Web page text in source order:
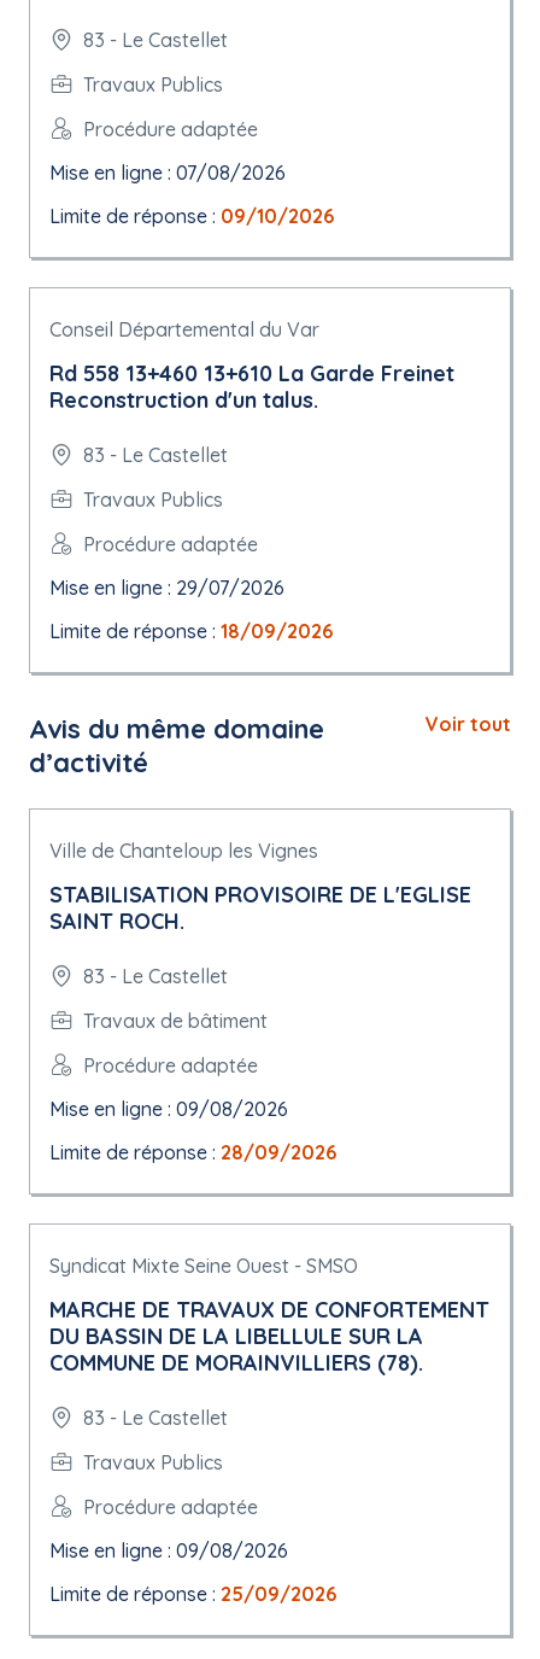
83 - Le Castellet
Travaux Publics
Procédure adaptée
Mise en ligne : 07/08/2026
Limite de réponse : 09/10/2026
Conseil Départemental du Var
Rd 558 13+460 13+610 La Garde Freinet
Reconstruction d'un talus.
83 - Le Castellet
Travaux Publics
Procédure adaptée
Mise en ligne : 29/07/2026
Limite de réponse : 18/09/2026
Avis du même domaine
d’activité
Voir tout
Ville de Chanteloup les Vignes
STABILISATION PROVISOIRE DE L'EGLISE
SAINT ROCH.
83 - Le Castellet
Travaux de bâtiment
Procédure adaptée
Mise en ligne : 09/08/2026
Limite de réponse : 28/09/2026
Syndicat Mixte Seine Ouest - SMSO
MARCHE DE TRAVAUX DE CONFORTEMENT
DU BASSIN DE LA LIBELLULE SUR LA
COMMUNE DE MORAINVILLIERS (78).
83 - Le Castellet
Travaux Publics
Procédure adaptée
Mise en ligne : 09/08/2026
Limite de réponse : 25/09/2026